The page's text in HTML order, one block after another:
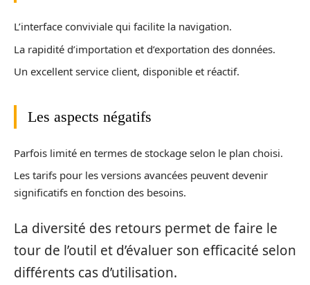
L’interface conviviale qui facilite la navigation.
La rapidité d’importation et d’exportation des données.
Un excellent service client, disponible et réactif.
Les aspects négatifs
Parfois limité en termes de stockage selon le plan choisi.
Les tarifs pour les versions avancées peuvent devenir
significatifs en fonction des besoins.
La diversité des retours permet de faire le
tour de l’outil et d’évaluer son efficacité selon
différents cas d’utilisation.